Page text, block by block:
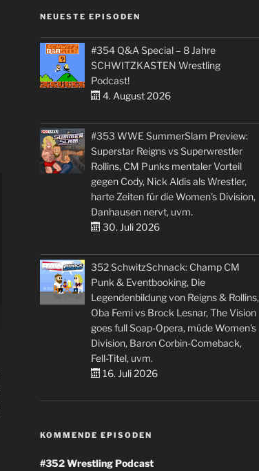
NEUESTE EPISODEN
#354 Q&A Special – 8 Jahre
SCHWITZKASTEN Wrestling
Podcast!
4. August 2026
#353 WWE SummerSlam Preview:
Superstar Reigns vs Superwrestler
Rollins, CM Punks mentaler Vorteil
gegen Cody, Nick Aldis als Wrestler,
harte Zeiten für die Women's Division,
Danhausen nervt, uvm.
30. Juli 2026
352 SchwitzSchnack: Champ CM
Punk & Eventbooking, Die
Legendenbildung von Reigns & Rollins,
Oba Femi vs Brock Lesnar, The Vision
goes full Soap-Opera, müde Women's
Division, Baron Corbin-Comeback,
Fell-Titel, uvm.
16. Juli 2026
KOMMENDE EPISODEN
#352Wrestling Podcast